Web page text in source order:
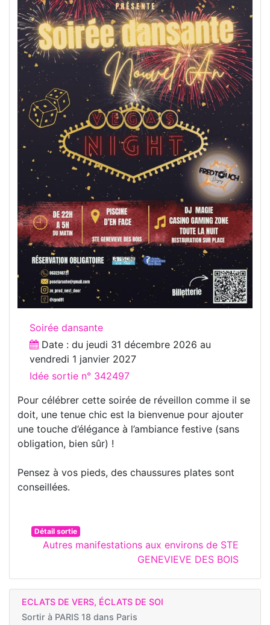
Soirée dansante
Date : du jeudi 31 décembre 2026 au
vendredi 1 janvier 2027
Idée sortie n° 342497
Pour célébrer cette soirée de réveillon comme il se
doit, une tenue chic est la bienvenue pour ajouter
une touche d’élégance à l’ambiance festive (sans
obligation, bien sûr) !
Pensez à vos pieds, des chaussures plates sont
conseillées.
Détail sortie
Autres manifestations aux environs de STE
GENEVIEVE DES BOIS
ECLATS DE VERS, ÉCLATS DE SOI
Sortir à PARIS 18 dans Paris